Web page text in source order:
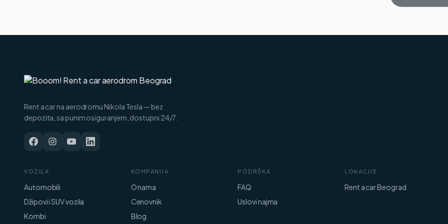
Rent a car na aerodromu Nikola Tesla — bez
depozita, sa punim osiguranjem, dostupni 24/7.
VOZILA
Automobili
Džipovi i SUV vozila
Kombi
KOMPANIJA
O nama
Cenovnik
Blog
PODRŠKA
FAQ
Uslovi najma
LOKACIJE
Rent a car Beograd